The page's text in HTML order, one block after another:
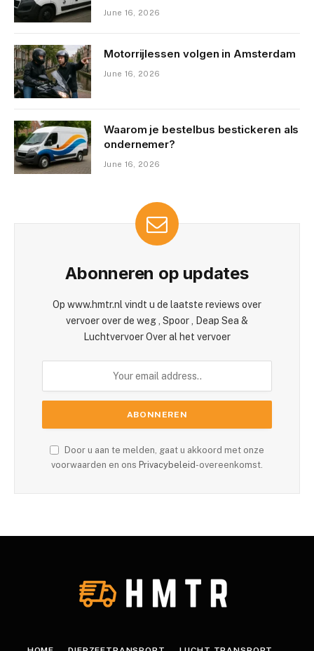
June 16, 2026
Motorrijlessen volgen in Amsterdam
June 16, 2026
Waarom je bestelbus bestickeren als
ondernemer?
June 16, 2026
Abonneren op updates
Op www.hmtr.nl vindt u de laatste reviews over
vervoer over de weg , Spoor , Deap Sea &
Luchtvervoer Over al het vervoer
Door u aan te melden, gaat u akkoord met onze
voorwaarden en ons Privacybeleid-overeenkomst.